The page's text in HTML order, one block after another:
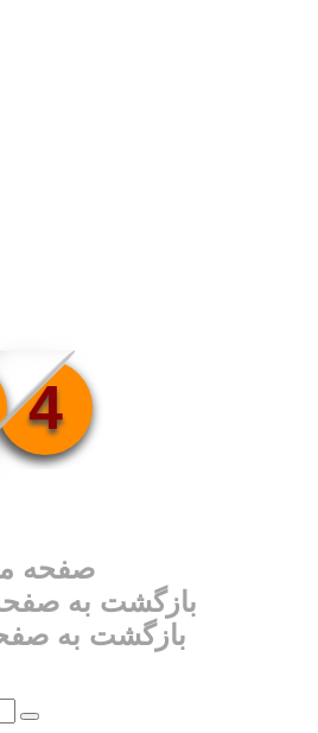
4
صفحه
بازگشت به
بازگشت به